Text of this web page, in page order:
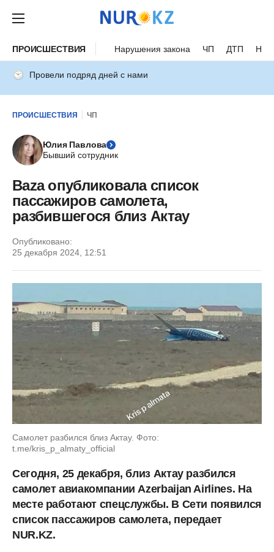
ПРОИСШЕСТВИЯ Нарушения закона ЧП ДТП
Провели подряд дней с нами
ПРОИСШЕСТВИЯ ЧП
Юлия Павлова
Бывший сотрудник
Baza опубликовала список
пассажиров самолета,
разбившегося близ Актау
Опубликовано:
25 декабря 2024, 12:51
Самолет разбился близ Актау. Фото:
t.me/kris_p_almaty_official
Сегодня, 25 декабря, близ Актау разбился
самолет авиакомпании Azerbaijan Airlines. На
месте работают спецслужбы. В Сети появился
список пассажиров самолета, передает
NUR.KZ.